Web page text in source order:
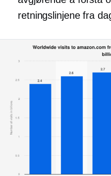
retningslinjene fra